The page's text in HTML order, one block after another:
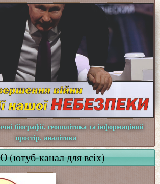
біографії, геополітика та інформаціний
простір, аналітика
(ютуб-канал для всіх)